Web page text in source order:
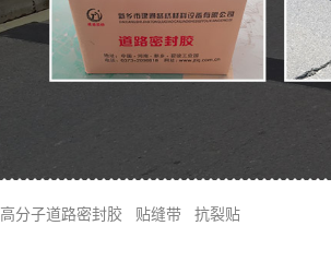
高分子道路密封胶 贴缝带 抗裂贴